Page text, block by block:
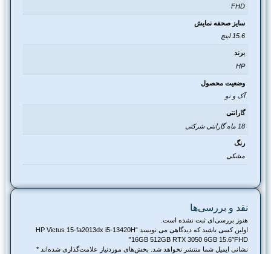
سایز صحفه نمایش
وضعیت محصول
آک و نو
گارانتی
مشکی
نقد و بررسی‌ها
هنوز بررسی‌ای ثبت نشده است.
اولین کسی باشید که دیدگاهی می نویسد “HP Victus 15-fa2013dx i5-13420H
16GB 512GB RTX 3050 6GB 15.6″FHD”
نشانی ایمیل شما منتشر نخواهد شد. بخش‌های موردنیاز علامت‌گذاری شده‌اند*